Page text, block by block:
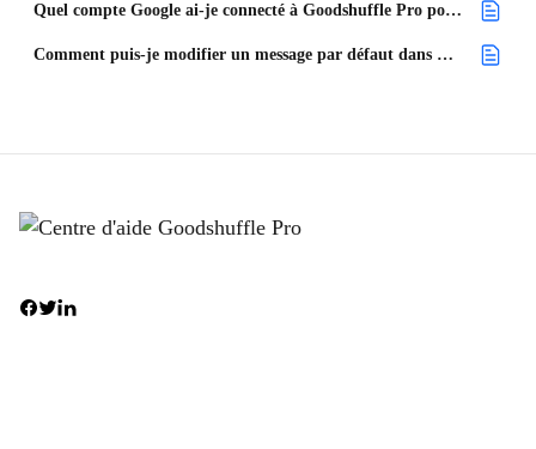
Quel compte Google ai-je connecté à Goodshuffle Pro pour l'intégration avec Google Agenda ?
Comment puis-je modifier un message par défaut dans Goodshuffle Pro ?